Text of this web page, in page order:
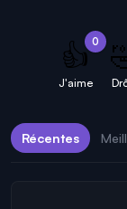
0
👍
J'aime
Récentes